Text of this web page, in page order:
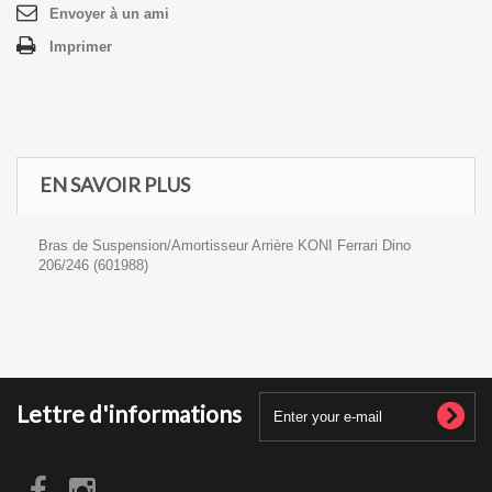
Envoyer à un ami
Imprimer
EN SAVOIR PLUS
Bras de Suspension/Amortisseur Arrière KONI Ferrari Dino
206/246 (601988)
Lettre d'informations